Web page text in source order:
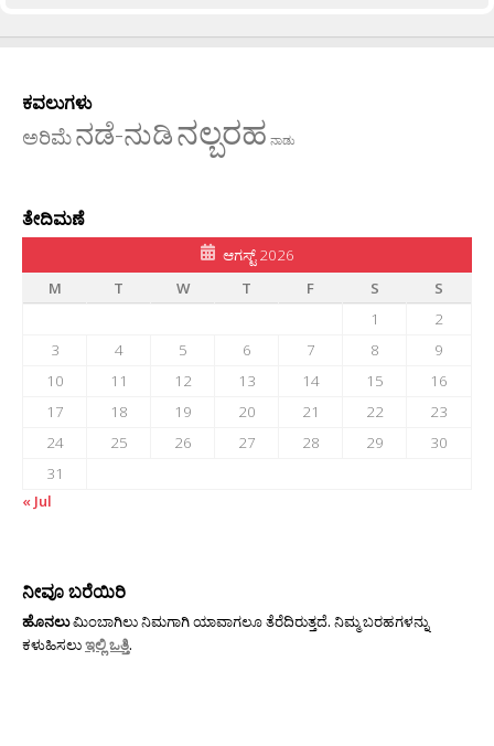
ಕವಲುಗಳು
ಅರಿಮೆನಡೆ-ನುಡಿನಲ್ಬರಹ ನಾಡು
ತೇದಿಮಣೆ
ಆಗಸ್ಟ್ 2026
M
T W T F S
S
1
2
3
4 5 6 7 8
9
10
11 12 13 14 15
16
17
18 19 20 21 22
23
24
25 26 27 28 29
30
31
« Jul
ನೀವೂ ಬರೆಯಿರಿ
ಹೊನಲುಮಿಂಬಾಗಿಲು ನಿಮಗಾಗಿ ಯಾವಾಗಲೂ ತೆರೆದಿರುತ್ತದೆ. ನಿಮ್ಮ ಬರಹಗಳನ್ನು
ಕಳುಹಿಸಲುಇಲ್ಲಿ ಒತ್ತಿ.